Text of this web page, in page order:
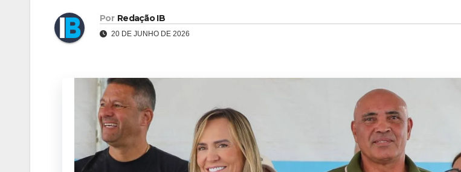
Por Redação IB
20 DE JUNHO DE 2026